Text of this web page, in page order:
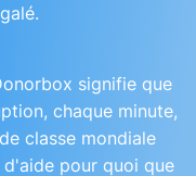
signifie que
chaque minute,
classe mondiale
pour quoi que